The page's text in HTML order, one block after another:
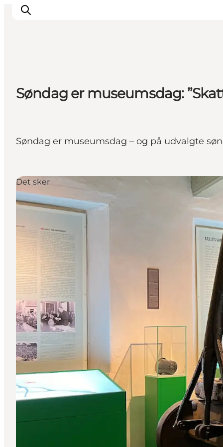
Inspiration
Destinationer
Planlæg ferien
Søndag er museumsdag:
Søndag er museumsdag – og på udvalgte
Det sker